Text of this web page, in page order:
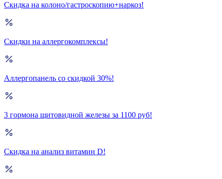
Скидка на колоно/гастроскопию+наркоз!
Скидки на аллергокомплексы!
Аллергопанель со скидкой 30%!
3 гормона щитовидной железы за 1100 руб!
Скидка на анализ витамин D!